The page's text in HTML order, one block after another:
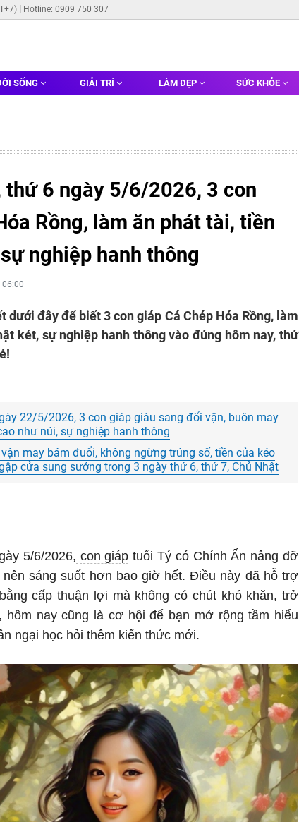
Hotline: 0909 750 307
SỐNG GIẢI TRÍ LÀM ĐẸP SỨC KHỎE
thứ 6 ngày 5/6/2026, 3 con
Rồng, làm ăn phát tài, tiền
nghiệp hanh thông
dưới đây để biết 3 con giáp Cá Chép Hóa Rồng, làm
két, sự nghiệp hanh thông vào đúng hôm nay, thứ
22/5/2026, 3 con giáp giàu sang đổi vận, buôn may
như núi, sự nghiệp hanh thông
may bám đuổi, không ngừng trúng số, tiền của kéo
cửa sung sướng trong 3 ngày thứ 6, thứ 7, Chủ Nhật
5/6/2026, con giáp tuổi Tý có Chính Ấn nâng đỡ
sáng suốt hơn bao giờ hết. Điều này đã hỗ trợ
cấp thuận lợi mà không có chút khó khăn, trở
hôm nay cũng là cơ hội để bạn mở rộng tầm hiểu
ngại học hỏi thêm kiến thức mới.